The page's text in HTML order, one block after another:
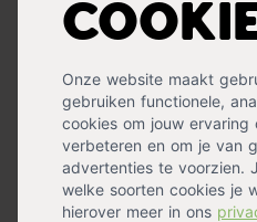
Onze website maakt
gebruiken functionele,
cookies om jouw
verbeteren en om je van
advertenties te voorzien.
welke soorten cookies je
hierover meer in ons
stuks)
Deze gele, laagblijvende
Tête bloeit uitbundig vroeg
combineren met
Chionodoxa. Het is een zeer
verwilderen. Tête-à-Tête is
potten opterras of balkon .